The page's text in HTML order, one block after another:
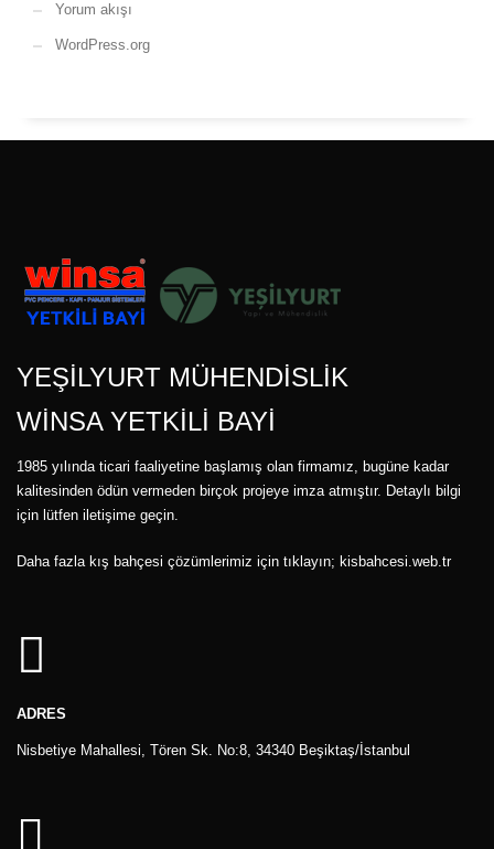
Yorum akışı
WordPress.org
YEŞİLYURT MÜHENDİSLİK
WİNSA YETKİLİ BAYİ
1985 yılında ticari faaliyetine başlamış olan firmamız, bugüne kadar
kalitesinden ödün vermeden birçok projeye imza atmıştır. Detaylı bilgi
için lütfen iletişime geçin.
Daha fazla kış bahçesi çözümlerimiz için tıklayın; kisbahcesi.web.tr
ADRES
Nisbetiye Mahallesi, Tören Sk. No:8, 34340 Beşiktaş/İstanbul